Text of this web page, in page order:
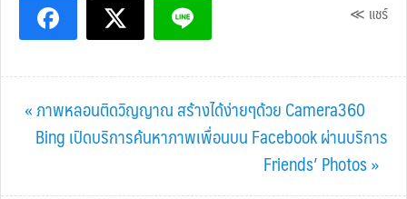
≪ แชร์
Previous
Post:
« ภาพหลอนติดวิญญาณ สร้างได้ง่ายๆด้วย Camera360
Next
Bing เปิดบริการค้นหาภาพเพื่อนบน Facebook ผ่านบริการ
Friends’ Photos »